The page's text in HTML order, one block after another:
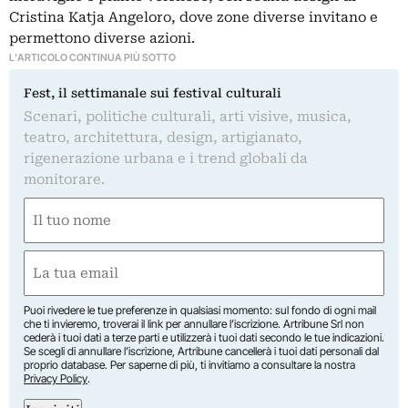
Cristina Katja Angeloro, dove zone diverse invitano e
permettono diverse azioni.
L'ARTICOLO CONTINUA PIÙ SOTTO
Fest, il settimanale sui festival culturali
Scenari, politiche culturali, arti visive, musica,
teatro, architettura, design, artigianato,
rigenerazione urbana e i trend globali da
monitorare.
(Obbligatorio)
Nome
(Obbligatorio)
Puoi rivedere le tue preferenze in qualsiasi momento: sul fondo di ogni mail
che ti invieremo, troverai il link per annullare l’iscrizione. Artribune Srl non
cederà i tuoi dati a terze parti e utilizzerà i tuoi dati secondo le tue indicazioni.
Se scegli di annullare l’iscrizione, Artribune cancellerà i tuoi dati personali dal
proprio database. Per saperne di più, ti invitiamo a consultare la nostra
Privacy Policy.